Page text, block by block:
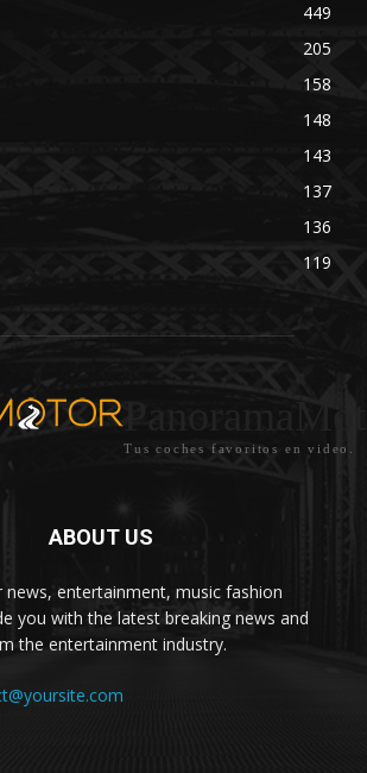
449
205
158
148
143
137
136
119
Tus coches favoritos en video.
ABOUT US
news, entertainment, music fashion
you with the latest breaking news and
the entertainment industry.